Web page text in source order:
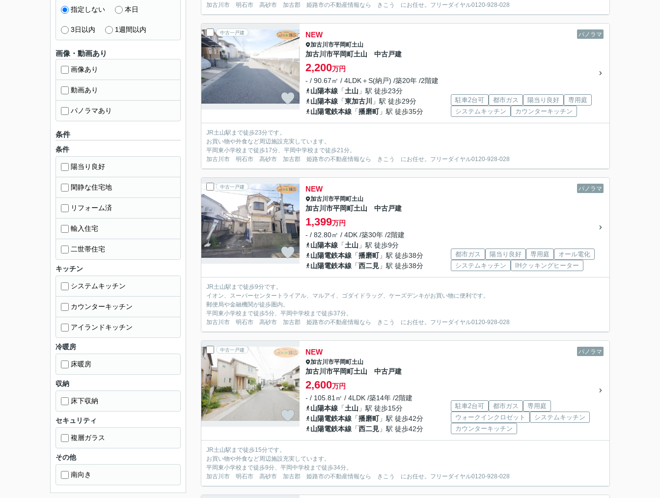
加古川市 明石市 高砂市 加古郡 姫路市の不動産情報なら きこう にお任せ。フリーダイヤル0120-928-028
中古一戸建 パノラマ
NEW
加古川市平岡町土山
加古川市平岡町土山 中古戸建
2,200万円
- / 90.67㎡ / 4LDK＋S(納戸) /築20年 /2階建
山陽本線 「土山 」駅 徒歩23分
山陽本線 「東加古川
」駅 徒歩29分
山陽電鉄本線 「播磨町」駅 徒歩35分
駐車2台可 都市ガス 陽当り良好
専用庭
システムキッチン
カウンターキッチン
JR土山駅まで徒歩23分です。
お買い物や外食など周辺施設充実しています。
平岡東小学校まで徒歩17分、平岡中学校まで徒歩21分。
加古川市 明石市 高砂市 加古郡 姫路市の不動産情報なら きこう にお任せ。フリーダイヤル0120-928-028
中古一戸建 パノラマ
NEW
加古川市平岡町土山
加古川市平岡町土山 中古戸建
1,399万円
- / 82.80㎡ / 4DK /築30年 /2階建
山陽本線 「土山 」駅 徒歩9分
山陽電鉄本線 「播磨町」駅 徒歩38分
山陽電鉄本線 「西二見 」駅 徒歩38分
都市ガス 陽当り良好 専用庭
オール電化
システムキッチン
IHクッキングヒーター
JR土山駅まで徒歩9分です。
イオン、スーパーセンタートライアル、マルアイ、ゴダイドラッグ、ケーズデンキがお買い物に便利です。
郵便局や金融機関が徒歩圏内。
平岡東小学校まで徒歩5分、平岡中学校まで徒歩37分。
加古川市 明石市 高砂市 加古郡 姫路市の不動産情報なら きこう にお任せ。フリーダイヤル0120-928-028
中古一戸建 パノラマ
NEW
加古川市平岡町土山
加古川市平岡町土山 中古戸建
2,600万円
- / 105.81㎡ / 4LDK /築14年 /2階建
山陽本線 「土山 」駅 徒歩15分
山陽電鉄本線 「播磨町」駅 徒歩42分
山陽電鉄本線 「西二見 」駅 徒歩42分
駐車2台可 都市ガス
専用庭
ウォークインクロゼット
システムキッチン
カウンターキッチン
JR土山駅まで徒歩15分です。
お買い物や外食など周辺施設充実しています。
平岡東小学校まで徒歩9分、平岡中学校まで徒歩34分。
加古川市 明石市 高砂市 加古郡 姫路市の不動産情報なら きこう にお任せ。フリーダイヤル0120-928-028
指定しない 本日
3日以内 1週間以内
画像・動画あり
画像あり
動画あり
パノラマあり
条件
条件
陽当り良好
閑静な住宅地
リフォーム済
輸入住宅
二世帯住宅
キッチン
システムキッチン
カウンターキッチン
アイランドキッチン
冷暖房
床暖房
収納
床下収納
セキュリティ
複層ガラス
その他
南向き